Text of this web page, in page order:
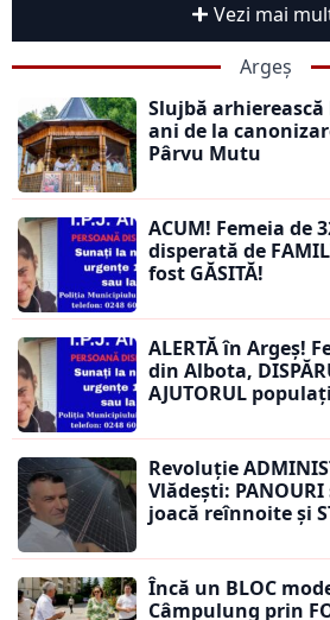
Vezi mai
Argeș
Slujbă
ani de la
Pârvu Mutu
ACUM! Femeia de
disperată de
fost GĂSITĂ!
ALERTĂ în Argeș!
din Albota,
AJUTORUL
Revoluție
Vlădești: PANOURI
joacă reînnoite și
Încă un BLOC
Câmpulung prin